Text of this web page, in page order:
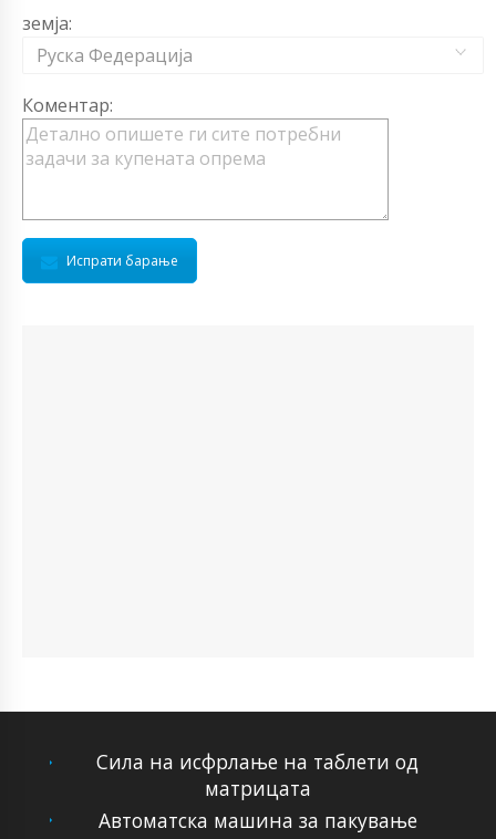
земја:
Руска Федерација
Коментар:
Испрати барање
Сила на исфрлање на таблети од
матрицата
Автоматска машина за пакување